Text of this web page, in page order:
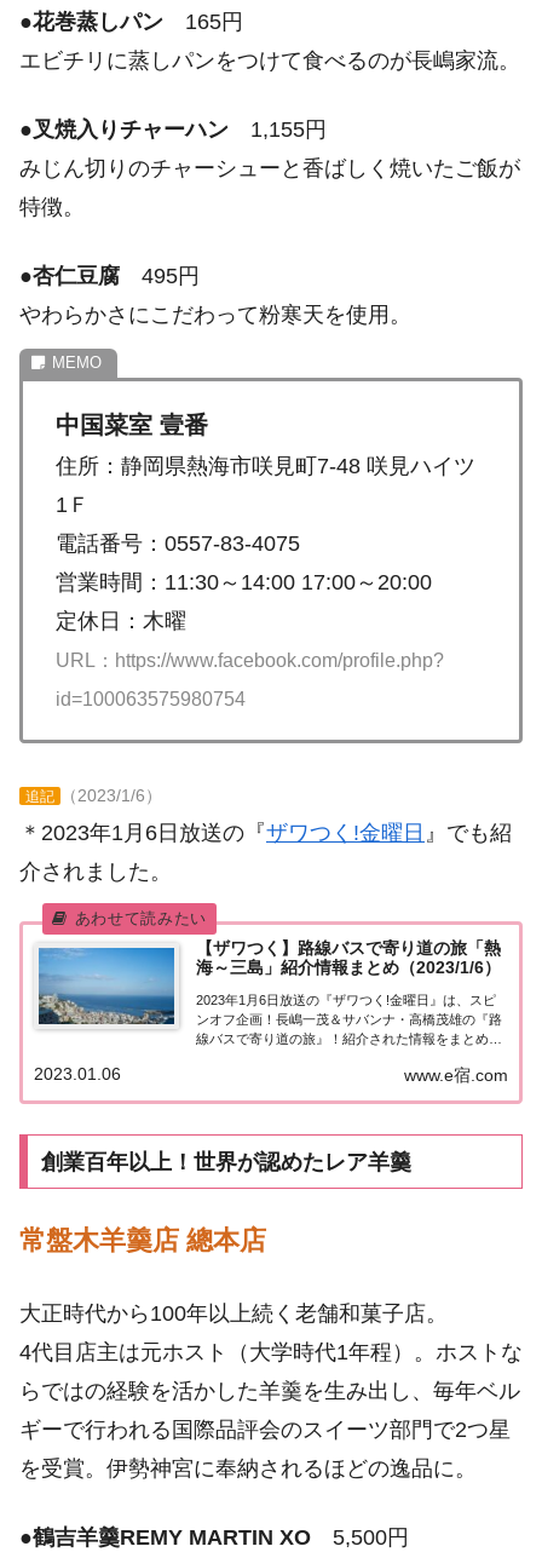
●花巻蒸しパン 165円
エビチリに蒸しパンをつけて食べるのが長嶋家流。
●叉焼入りチャーハン 1,155円
みじん切りのチャーシューと香ばしく焼いたご飯が
特徴。
●杏仁豆腐 495円
やわらかさにこだわって粉寒天を使用。
中国菜室 壹番
住所：静岡県熱海市咲見町7-48 咲見ハイツ
1Ｆ
電話番号：0557-83-4075
営業時間：11:30～14:00 17:00～20:00
定休日：木曜
URL：https://www.facebook.com/profile.php?
id=100063575980754
追記 （2023/1/6）
＊2023年1月6日放送の『ザワつく!金曜日 』でも紹
介されました。
【ザワつく】路線バスで寄り道の旅「熱
海～三島」紹介情報まとめ（2023/1/6）
2023年1月6日放送の『ザワつく!金曜日』は、スピ
ンオフ企画！長嶋一茂＆サバンナ・高橋茂雄の『路
線バスで寄り道の旅』！紹介された情報をまとめま
つく！金曜日』のスピンオフ企画！長嶋一茂さんと
www.e宿.com
2023.01.06
創業百年以上！世界が認めたレア羊羹
常盤木羊羹店 總本店
大正時代から100年以上続く老舗和菓子店。
4代目店主は元ホスト（大学時代1年程）。ホストな
らではの経験を活かした羊羹を生み出し、毎年ベル
ギーで行われる国際品評会のスイーツ部門で2つ星
を受賞。伊勢神宮に奉納されるほどの逸品に。
●鶴吉羊羹REMY MARTIN XO 5,500円